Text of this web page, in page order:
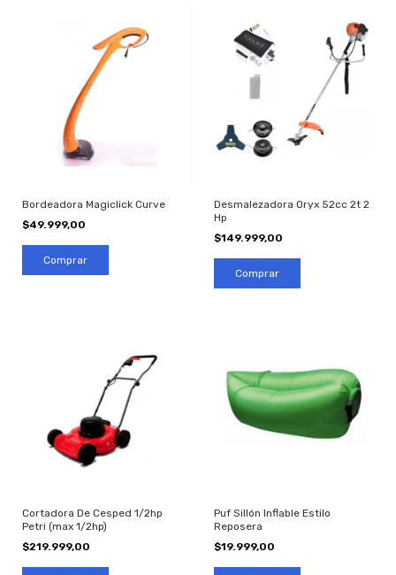
Bordeadora Magiclick Curve
$49.999,00
Desmalezadora Oryx 52cc 2t 2
Hp
$149.999,00
Cortadora De Cesped 1/2hp
Petri (max 1/2hp)
$219.999,00
Puf Sillón Inflable Estilo
Reposera
$19.999,00